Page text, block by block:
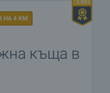
НА 4 КМ
къща в